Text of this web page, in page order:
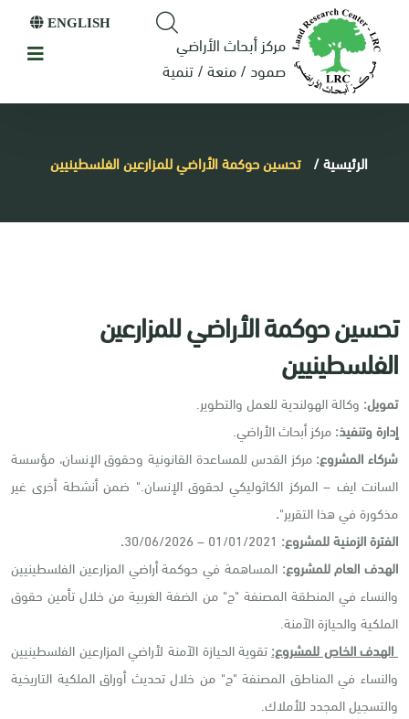
مركز أبحاث الأراضي
صمود / منعة / تنمية
ENGLISH
الرئيسية/ تحسين حوكمة الأراضي للمزارعين الفلسطينيين
تحسين حوكمة الأراضي للمزارعين
الفلسطينيين
تمويل: وكالة الهولندية للعمل والتطوير.
إدارة وتنفيذ:مركز أبحاث الأراضي.
شركاء المشروع:مركز القدس للمساعدة القانونية وحقوق الإنسان، مؤسسة
السانت ايف – المركز الكاثوليكي لحقوق الإنسان." ضمن أنشطة أخرى غير
مذكورة في هذا التقرير".
الفترة الزمنية للمشروع: 01/01/2021 – 30/06/2026
.
الهدف العام للمشروع: المساهمة في حوكمة أراضي المزارعين الفلسطينيين
والنساء في المنطقة المصنفة "ج" من الضفة الغربية من خلال تأمين حقوق
الملكية والحيازة الآمنة.
الهدف الخاص للمشروع:تقوية الحيازة الآمنة لأراضي المزارعين الفلسطينيين
والنساء في المناطق المصنفة "ج" من خلال تحديث أوراق الملكية التاريخية
والتسجيل المجدد للأملاك.